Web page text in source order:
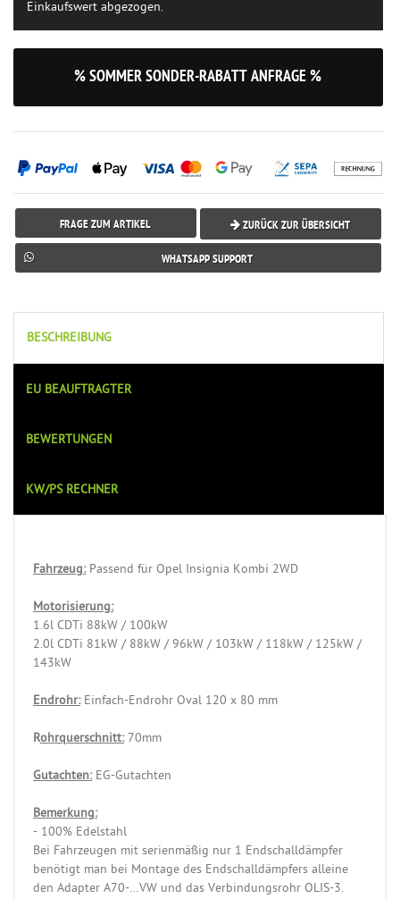
Einkaufswert abgezogen.
% SOMMER SONDER-RABATT ANFRAGE %
FRAGE ZUM ARTIKEL ZURÜCK ZUR ÜBERSICHT
WHATSAPP SUPPORT
BESCHREIBUNG
EU BEAUFTRAGTER
BEWERTUNGEN
KW/PS RECHNER
Fahrzeug:Passend für Opel Insignia Kombi 2WD
Motorisierung:
1.6l CDTi 88kW / 100kW
2.0l CDTi 81kW / 88kW / 96kW / 103kW / 118kW / 125kW /
143kW
Endrohr:Einfach-Endrohr Oval 120 x 80 mm
Rohrquerschnitt:70mm
Gutachten:EG-Gutachten
Bemerkung:
- 100% Edelstahl
Bei Fahrzeugen mit serienmäßig nur 1 Endschalldämpfer
benötigt man bei Montage des Endschalldämpfers alleine
den Adapter A70-…VW und das Verbindungsrohr OLIS-3.